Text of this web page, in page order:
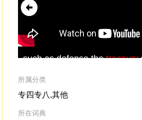
such as defense,thetreasury
所属分类
专四专八,其他
所在词典